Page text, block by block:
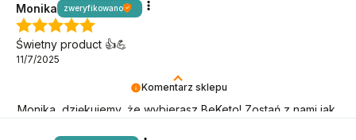
Komentarz sklepu
Monika, dziękujemy, że wybierasz BeKeto! Zostań z nami jak
Monika zweryfikowano
Świetny product 👍️💪
11/7/2025